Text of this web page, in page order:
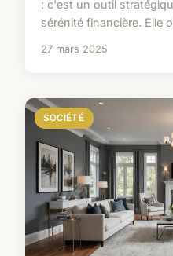
: c'est un outil
sérénité financière. Elle
27 mars 2025
SOCIÉTÉ